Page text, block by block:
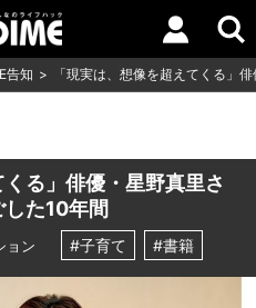
告知 「現実は、想像を超えてくる」
くる」俳優・星野真里さ
た10年間
ョン #子育て #書籍